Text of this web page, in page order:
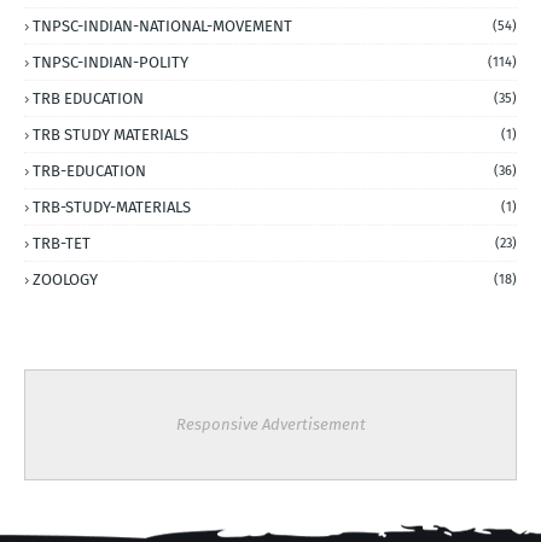
TNPSC-INDIAN-NATIONAL-MOVEMENT (54)
TNPSC-INDIAN-POLITY (114)
TRB EDUCATION (35)
TRB STUDY MATERIALS (1)
TRB-EDUCATION (36)
TRB-STUDY-MATERIALS (1)
TRB-TET (23)
ZOOLOGY (18)
Responsive Advertisement